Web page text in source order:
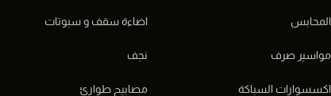
المحابس
مواسير صرف
اكسسوارات السباكة
اضاءة سقف و سبوتات
نجف
مصابيح طوارئ